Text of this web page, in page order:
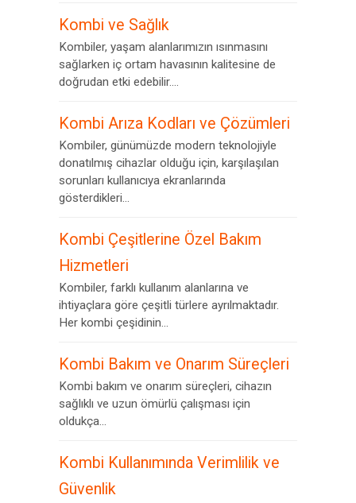
Kombi ve Sağlık
Kombiler, yaşam alanlarımızın ısınmasını
sağlarken iç ortam havasının kalitesine de
doğrudan etki edebilir....
Kombi Arıza Kodları ve Çözümleri
Kombiler, günümüzde modern teknolojiyle
donatılmış cihazlar olduğu için, karşılaşılan
sorunları kullanıcıya ekranlarında
gösterdikleri...
Kombi Çeşitlerine Özel Bakım
Hizmetleri
Kombiler, farklı kullanım alanlarına ve
ihtiyaçlara göre çeşitli türlere ayrılmaktadır.
Her kombi çeşidinin...
Kombi Bakım ve Onarım Süreçleri
Kombi bakım ve onarım süreçleri, cihazın
sağlıklı ve uzun ömürlü çalışması için
oldukça...
Kombi Kullanımında Verimlilik ve
Güvenlik